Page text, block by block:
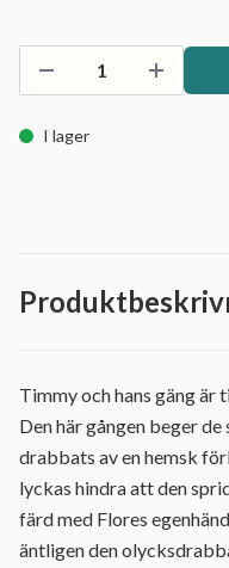
I lager
Timmy och hans gäng
Den här gången beger
drabbats av en hemsk
lyckas hindra att den
färd med Flores
äntligen den